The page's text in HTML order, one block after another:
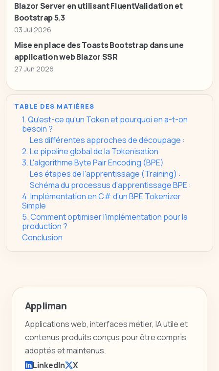
Blazor Server en utilisant FluentValidation et
Bootstrap 5.3
03 Jul 2026
Mise en place des Toasts Bootstrap dans une
application web Blazor SSR
27 Jun 2026
TABLE DES MATIÈRES
1. Qu'est-ce qu'un Token et pourquoi en a-t-on
besoin ?
Les différentes approches de découpage :
2. Le pipeline global de la Tokenisation
3. L'algorithme Byte Pair Encoding (BPE)
Les étapes de l'apprentissage (Training) :
Schéma du processus d'apprentissage BPE :
4. Implémentation en C# d'un BPE Tokenizer
Simple
5. Comment optimiser l'implémentation pour la
production ?
Conclusion
Appliman
Applications web, interfaces métier, IA utile et
contenus produits conçus pour être compris,
adoptés et maintenus.
LinkedIn
X